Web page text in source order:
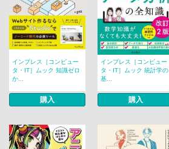
インプレス［コンピュー
タ・IT］ムック 知識ゼロ
か...
購入
インプレス［コンピュー
タ・IT］ムック 統計学の
基...
購入